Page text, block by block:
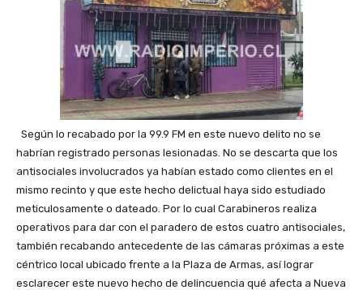
Según lo recabado por la 99.9 FM en este nuevo delito no se
habrían registrado personas lesionadas. No se descarta que los
antisociales involucrados ya habían estado como clientes en el
mismo recinto y que este hecho delictual haya sido estudiado
meticulosamente o dateado. Por lo cual Carabineros realiza
operativos para dar con el paradero de estos cuatro antisociales,
también recabando antecedente de las cámaras próximas a este
céntrico local ubicado frente a la Plaza de Armas, así lograr
esclarecer este nuevo hecho de delincuencia qué afecta a Nueva